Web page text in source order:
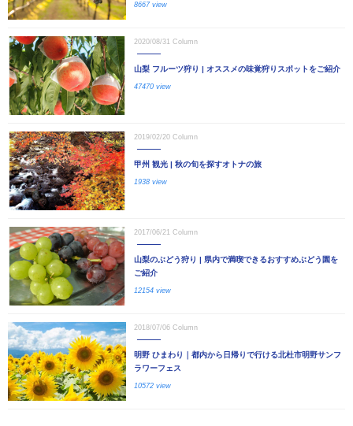
8667 view
2020/08/31 Column
山梨 フルーツ狩り | オススメの味覚狩りスポットをご紹介
47470 view
2019/02/20 Column
甲州 観光 | 秋の旬を探すオトナの旅
1938 view
2017/06/21 Column
山梨のぶどう狩り | 県内で満喫できるおすすめぶどう園を
ご紹介
12154 view
2018/07/06 Column
明野 ひまわり｜都内から日帰りで行ける北杜市明野サンフ
ラワーフェス
10572 view